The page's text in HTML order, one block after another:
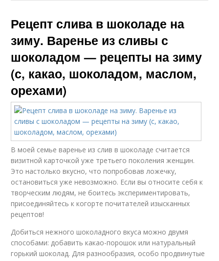
Рецепт слива в шоколаде на
зиму. Варенье из сливы с
шоколадом — рецепты на зиму
(с, какао, шоколадом, маслом,
орехами)
В моей семье варенье из слив в шоколаде считается
визитной карточкой уже третьего поколения женщин.
Это настолько вкусно, что попробовав ложечку,
остановиться уже невозможно. Если вы относите себя к
творческим людям, не боитесь экспериментировать,
присоединяйтесь к когорте почитателей изысканных
рецептов!
Добиться нежного шоколадного вкуса можно двумя
способами: добавить какао-порошок или натуральный
горький шоколад. Для разнообразия, особо продвинутые